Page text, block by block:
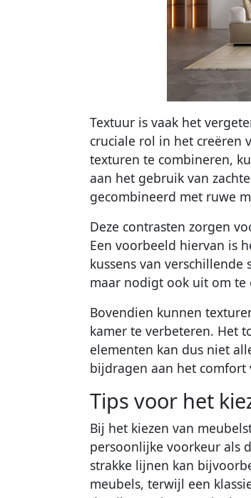
Textuur is vaak het
cruciale rol in het creëren
texturen te combineren,
aan het gebruik van
gecombineerd met ruwe
Deze contrasten zorgen
Een voorbeeld hiervan is
kussens van
maar nodigt ook uit om te
Bovendien kunnen
kamer te verbeteren. Het
elementen kan dus niet
bijdragen aan het comfort
Tips voor het
Bij het kiezen van
persoonlijke voorkeur als
strakke lijnen kan
meubels, terwijl een